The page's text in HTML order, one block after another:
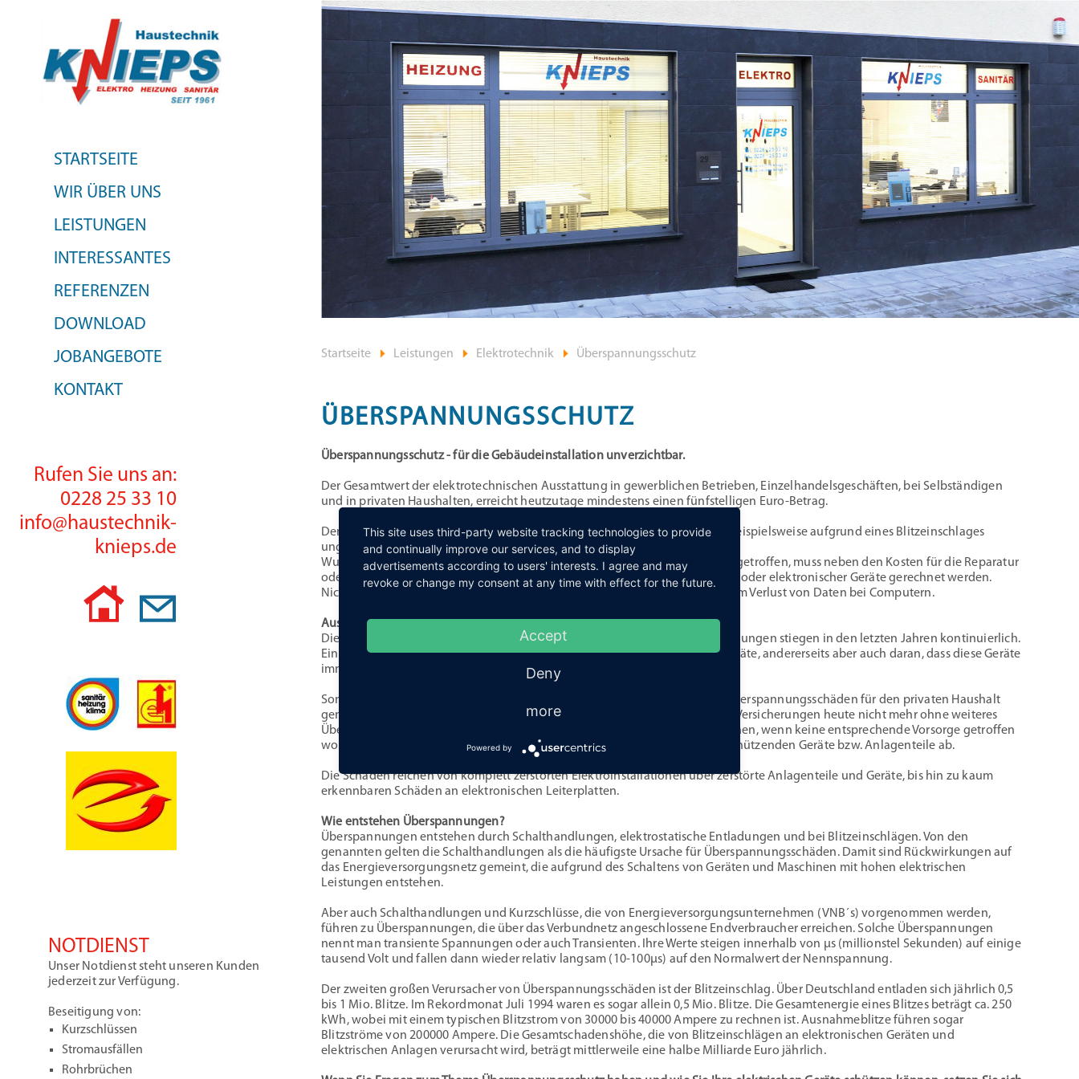
STARTSEITE
WIR ÜBER UNS
LEISTUNGEN
INTERESSANTES
REFERENZEN
DOWNLOAD
JOBANGEBOTE
KONTAKT
Rufen Sie uns an:
0228 25 33 10
info@haustechnik-
knieps.de
NOTDIENST
Unser Notdienst steht unseren Kunden
jederzeit zur Verfügung.
Beseitigung von:
Kurzschlüssen
Stromausfällen
Rohrbrüchen
Startseite Leistungen Elektrotechnik Überspannungsschutz
ÜBERSPANNUNGSSCHUTZ
Überspannungsschutz - für die Gebäudeinstallation unverzichtbar.
Der Gesamtwert der elektrotechnischen Ausstattung in gewerblichen Betrieben, Einzelhandelsgeschäften, bei Selbständigen
und in privaten Haushalten, erreicht heutzutage mindestens einen fünfstelligen Euro-Betrag.
Dementsprechend große Schäden entstehen, wenn sich Überspannungen beispielsweise aufgrund eines Blitzeinschlages
ungehindert bis zu diesen Geräten ausbreiten.
Wurden keine wirkungsvollen Schutzmaßnahmen gegen Überspannungen getroffen, muss neben den Kosten für die Reparatur
oder Neuanschaffung heute auch mit Kosten für die Entsorgung elektrischer oder elektronischer Geräte gerechnet werden.
Nicht zu kalkulierende Kosten entstehen aufgrund von Ausfallzeiten z.B. beim Verlust von Daten bei Computern.
Auswirkungen von Überspannungen
Die Häufigkeit und die Gesamtsumme der Schäden aufgrund von Überspannungen stiegen in den letzten Jahren kontinuierlich.
Einerseits liegt das an der immer höher werdenden Dichte elektronischer Geräte, andererseits aber auch daran, dass diese Geräte
immer empfindlicher werden.
Somit wird schnell deutlich, dass Schutzmaßnahmen zur Vermeidung von Überspannungsschäden für den privaten Haushalt
genauso wichtig sind wie für den gewerblichen Bereich. Hinzu kommt, dass Versicherungen heute nicht mehr ohne weiteres
Überspannungsschäden besonders an teueren elektrischen Geräten begleichen, wenn keine entsprechende Vorsorge getroffen
worden ist. Der erforderliche Aufwand hängt dabei von der Anzahl der zu schützenden Geräte bzw. Anlagenteile ab.
Die Schäden reichen von komplett zerstörten Elektroinstallationen über zerstörte Anlagenteile und Geräte, bis hin zu kaum
erkennbaren Schäden an elektronischen Leiterplatten.
Wie entstehen Überspannungen?
Überspannungen entstehen durch Schalthandlungen, elektrostatische Entladungen und bei Blitzeinschlägen. Von den
genannten gelten die Schalthandlungen als die häufigste Ursache für Überspannungsschäden. Damit sind Rückwirkungen auf
das Energieversorgungsnetz gemeint, die aufgrund des Schaltens von Geräten und Maschinen mit hohen elektrischen
Leistungen entstehen.
Aber auch Schalthandlungen und Kurzschlüsse, die von Energieversorgungsunternehmen (VNB´s) vorgenommen werden,
führen zu Überspannungen, die über das Verbundnetz angeschlossene Endverbraucher erreichen. Solche Überspannungen
nennt man transiente Spannungen oder auch Transienten. Ihre Werte steigen innerhalb von µs (millionstel Sekunden) auf einige
tausend Volt und fallen dann wieder relativ langsam (10-100µs) auf den Normalwert der Nennspannung.
Der zweiten großen Verursacher von Überspannungsschäden ist der Blitzeinschlag. Über Deutschland entladen sich jährlich 0,5
bis 1 Mio. Blitze. Im Rekordmonat Juli 1994 waren es sogar allein 0,5 Mio. Blitze. Die Gesamtenergie eines Blitzes beträgt ca. 250
kWh, wobei mit einem typischen Blitzstrom von 30000 bis 40000 Ampere zu rechnen ist. Ausnahmeblitze führen sogar
Blitzströme von 200000 Ampere. Die Gesamtschadenshöhe, die von Blitzeinschlägen an elektronischen Geräten und
elektrischen Anlagen verursacht wird, beträgt mittlerweile eine halbe Milliarde Euro jährlich.
This site uses third-party website tracking technologies to provide
and continually improve our services, and to display
advertisements according to users' interests. I agree and may
revoke or change my consent at any time with effect for the future.
Accept
Deny
more
Powered by